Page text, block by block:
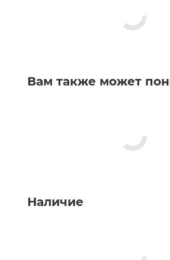
Вам также может
Наличие